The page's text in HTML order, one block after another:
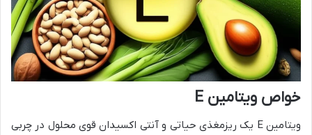
خواص ویتامین E
ویتامین E یک ریزمغذی حیاتی و آنتی اکسیدان قوی محلول در چربی